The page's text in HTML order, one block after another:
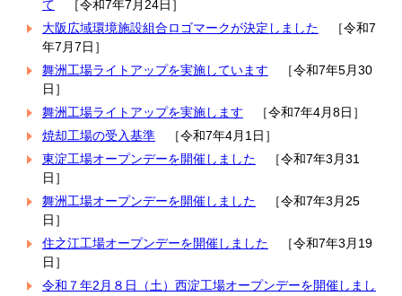
て ［令和7年7月24日］
大阪広域環境施設組合ロゴマークが決定しました ［令和7
年7月7日］
舞洲工場ライトアップを実施しています ［令和7年5月30
日］
舞洲工場ライトアップを実施します ［令和7年4月8日］
焼却工場の受入基準 ［令和7年4月1日］
東淀工場オープンデーを開催しました ［令和7年3月31
日］
舞洲工場オープンデーを開催しました ［令和7年3月25
日］
住之江工場オープンデーを開催しました ［令和7年3月19
日］
令和７年2月８日（土）西淀工場オープンデーを開催しまし